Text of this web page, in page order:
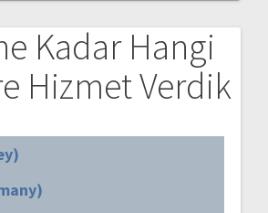
Kadar Hangi
Hizmet Verdik